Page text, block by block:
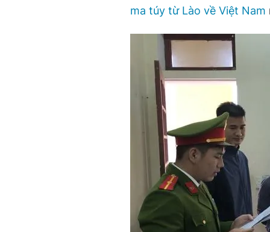
ma túy từ Lào về Việt Nam